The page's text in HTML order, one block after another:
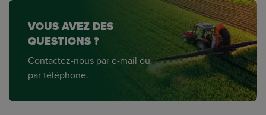
VOUS AVEZ DES
QUESTIONS ?
Contactez-nous par e-mail ou
par téléphone.